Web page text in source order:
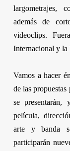
largometrajes,
además de
videoclips.
Internacional y la
Vamos a hacer
de las
se
película,
arte y banda
participarán